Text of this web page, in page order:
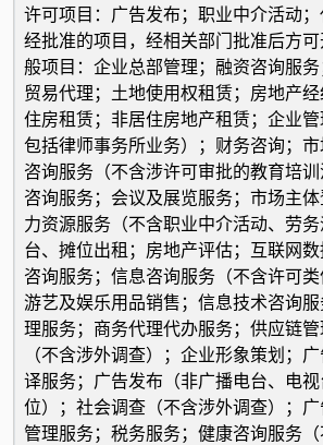
许可项目：广告发布；职业中介活动
经批准的项目，经相关部门批准后方
般项目：企业总部管理；融资咨询服
贸易代理；土地使用权租赁；房地产经
住房租赁；非居住房地产租赁；企业
包括律师事务所业务）；财务咨询；
咨询服务（不含涉许可审批的教育培
咨询服务；会议及展览服务；市场主
力资源服务（不含职业中介活动、劳
台、摊位出租；房地产评估；互联网
咨询服务；信息咨询服务（不含许可类
游艺及娱乐用品销售；信息技术咨询
理服务；商务代理代办服务；供应链
（不含涉外调查）；企业形象策划；
译服务；广告发布（非广播电台、电
位）；社会调查（不含涉外调查）；
管理服务；税务服务；健康咨询服务（